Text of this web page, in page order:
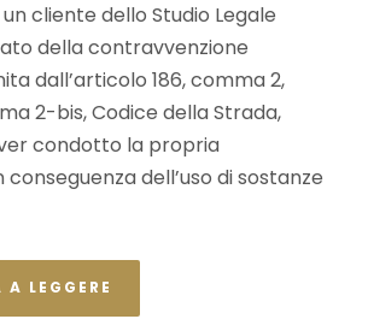
cliente dello Studio Legale
della contravvenzione
dall’articolo 186, comma 2,
2-bis, Codice della Strada,
condotto la propria
dell’uso di sostanze
LEGGERE